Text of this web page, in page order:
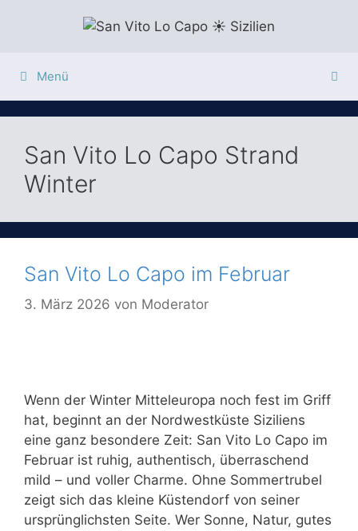
Menü
San Vito Lo Capo Strand
Winter
San Vito Lo Capo im Februar
3. März 2026 von Moderator
Wenn der Winter Mitteleuropa noch fest im Griff
hat, beginnt an der Nordwestküste Siziliens
eine ganz besondere Zeit: San Vito Lo Capo im
Februar ist ruhig, authentisch, überraschend
mild – und voller Charme. Ohne Sommertrubel
zeigt sich das kleine Küstendorf von seiner
ursprünglichsten Seite. Wer Sonne, Natur, gutes